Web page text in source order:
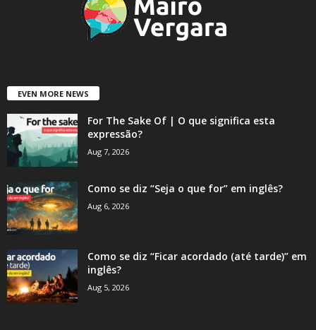
EVEN MORE NEWS
For The Sake Of | O que significa esta
expressão?
Aug 7, 2026
Como se diz “Seja o que for” em inglês?
Aug 6, 2026
Como se diz “Ficar acordado (até tarde)” em
inglês?
Aug 5, 2026